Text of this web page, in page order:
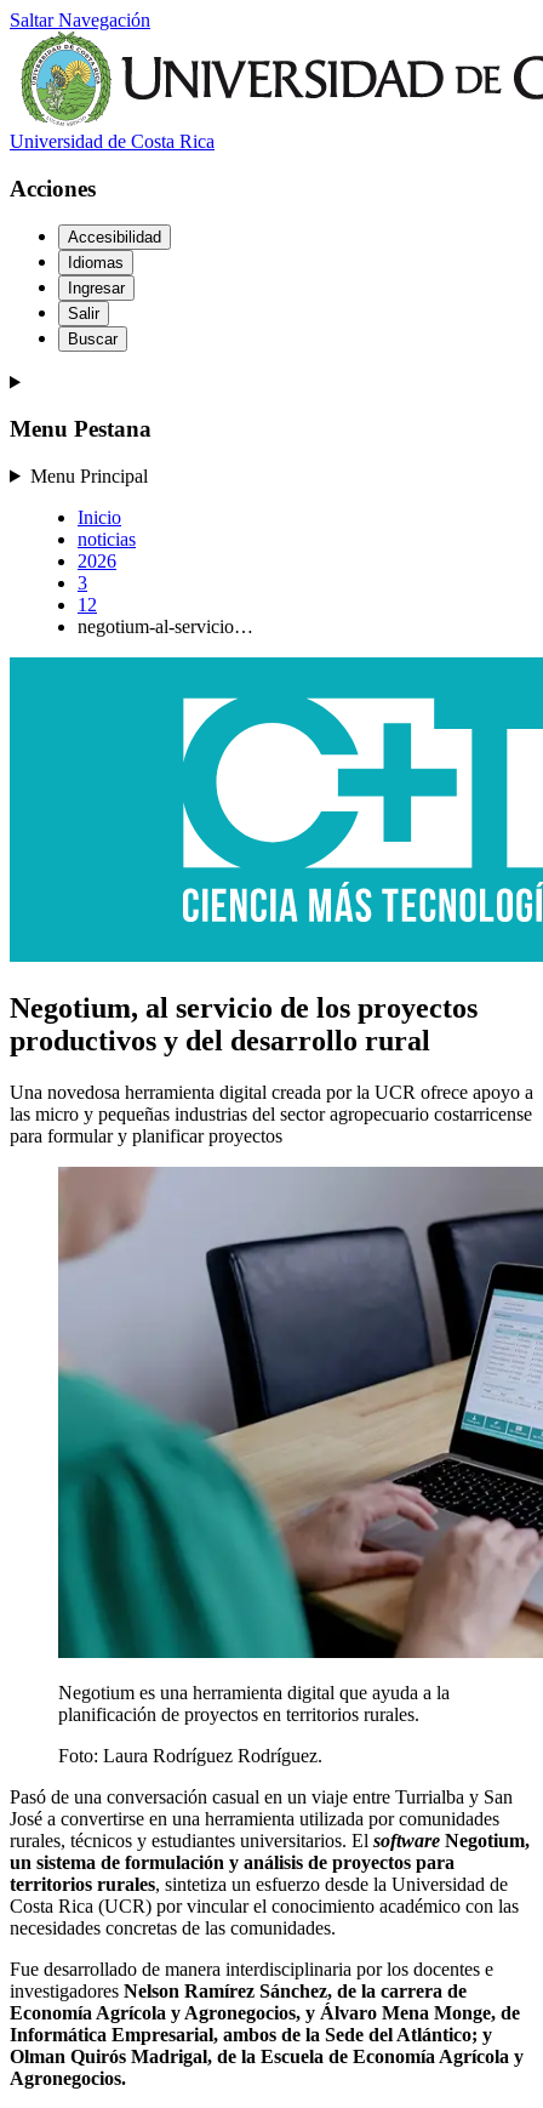
Saltar Navegación
Universidad de Costa Rica
Acciones
Accesibilidad
Idiomas
Ingresar
Salir
Buscar
Menu Pestana
Menu Principal
Inicio
noticias
2026
3
12
negotium-al-servicio…
Negotium, al servicio de los proyectos
productivos y del desarrollo rural
Una novedosa herramienta digital creada por la UCR ofrece apoyo a
las micro y pequeñas industrias del sector agropecuario costarricense
para formular y planificar proyectos
Negotium es una herramienta digital que ayuda a la
planificación de proyectos en territorios rurales.
Foto: Laura Rodríguez Rodríguez.
Pasó de una conversación casual en un viaje entre Turrialba y San
José a convertirse en una herramienta utilizada por comunidades
rurales, técnicos y estudiantes universitarios. El software Negotium,
un sistema de formulación y análisis de proyectos para
territorios rurales, sintetiza un esfuerzo desde la Universidad de
Costa Rica (UCR) por vincular el conocimiento académico con las
necesidades concretas de las comunidades.
Fue desarrollado de manera interdisciplinaria por los docentes e
investigadores Nelson Ramírez Sánchez, de la carrera de
Economía Agrícola y Agronegocios, y Álvaro Mena Monge, de
Informática Empresarial, ambos de la Sede del Atlántico; y
Olman Quirós Madrigal, de la Escuela de Economía Agrícola y
Agronegocios.